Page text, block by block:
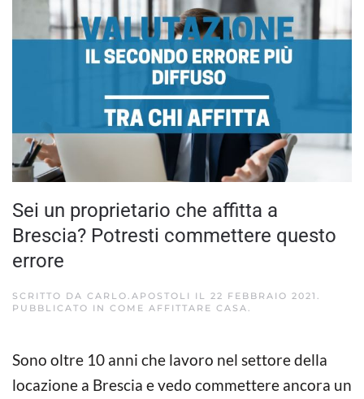
Sei un proprietario che affitta a
Brescia? Potresti commettere questo
errore
SCRITTO DA CARLO.APOSTOLI IL 22 FEBBRAIO 2021
PUBBLICATO IN COME AFFITTARE CASA
Sono oltre 10 anni che lavoro nel settore della
locazione a Brescia e vedo commettere ancora un